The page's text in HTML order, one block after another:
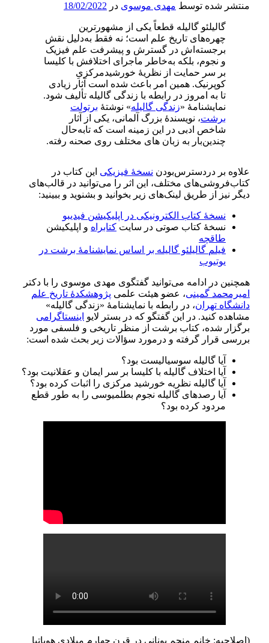
منتشر شده توسط مهدی موسوی در 18/02/2022
گالیلئو گالیله قطعاً یکی از مشهورترین
چهره‌های تاریخ علم است؛ نه فقط به‌دلیل نقش
برجسته‌اش در گسترش و پیشرفت علم فیزیک
و نجوم، بلکه به‌خاطر ماجرای اختلافش با کلیسا
بر سر حمایت از نظریهٔ خورشیدمرکزیِ
کوپرنیک. همین امر باعث شده است آثار زیادی
تا به امروز در رابطه با زندگی گالیله تألیف شود.
نمایشنامهٔ «زندگی گالیله» نوشتهٔ برتولت
برشت، نویسندهٔ بزرگ آلمانی، یکی از آثار
شاخص ادبی در این زمینه است که تابه‌حال
چندین‌بار به زبان های مختلف روی صحنه رفته.
علاوه بر دردسترس‌بودن نسخهٔ فیزیکی این کتاب در
کتاب‌فروشی‌های مختلف، این اثر را می‌توانید در قالب‌های
دیگر نیز از طریق لینک‌های زیر بخوانید و بشنوید و ببینید:
نسخهٔ کتاب الکترونیکی در اپلیکیشن فیدیبو
نسخهٔ کتاب صوتی در سایت کتابراه و اپلیکیشن
طاقچه
فیلم گالیلئو گالیله بر اساس نمایشنامهٔ برشت در
یوتیوب
همچنین در ادامه می‌توانید گفتگوی مهدی موسوی را با دکتر
امیرمحمد گمینی، عضو هیئت علمی پژوهشکدهٔ تاریخ علم
دانشگاه تهران، در رابطه با نمایشنامهٔ «زندگی گالیله»
مشاهده کنید. در این گفتگو که در بستر لایو اینستاگرامی
برگزار شده، کتاب برشت از منظر تاریخی و فلسفی مورد
بررسی قرار گرفته و درمورد سؤالات زیر بحث شده است:
آیا گالیله سوسیالیست بود؟
آیا اختلاف گالیله با کلیسا بر سر ایمان و عقلانیت بود؟
آیا گالیله نظریه خورشید مرکزی را اثبات کرده بود؟
آیا رصدهای گالیله نجوم بطلمیوسی را به طور قطع
مردود کرده بود؟
(اصلاحیه: خانم منجم یونانی در قرن چهارم میلادی هوپاتیا